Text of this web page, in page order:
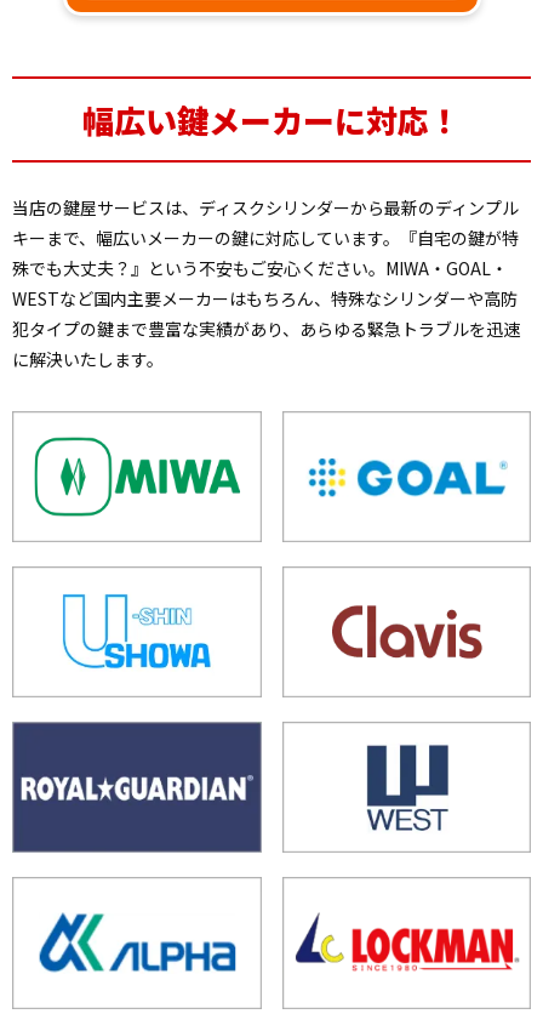
幅広い鍵メーカーに対応！
当店の鍵屋サービスは、ディスクシリンダーから最新のディンプル
キーまで、幅広いメーカーの鍵に対応しています。『自宅の鍵が特
殊でも大丈夫？』という不安もご安心ください。MIWA・GOAL・
WESTなど国内主要メーカーはもちろん、特殊なシリンダーや高防
犯タイプの鍵まで豊富な実績があり、あらゆる緊急トラブルを迅速
に解決いたします。